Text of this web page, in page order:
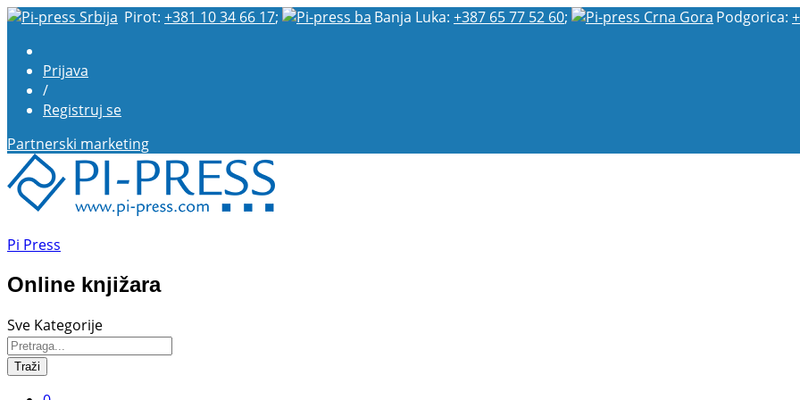
Pirot: +381 10 34 66 17; Banja Luka: +387 65 77 52 60; Podgorica:
Prijava
/
Registruj se
Partnerski marketing
Pi Press
Online knjižara
Sve Kategorije
Traži